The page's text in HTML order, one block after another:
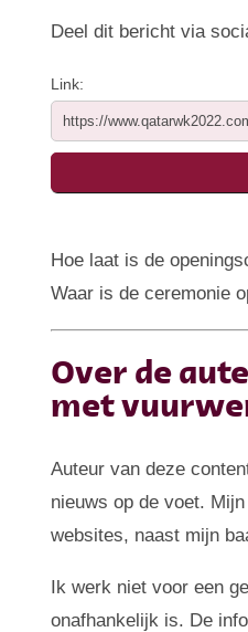
Deel dit bericht via
Link:
Hoe laat is de
Waar is de ceremonie
Over de
met
Auteur van deze
nieuws op de voet.
websites, naast mijn
Ik werk niet voor een
onafhankelijk is. De